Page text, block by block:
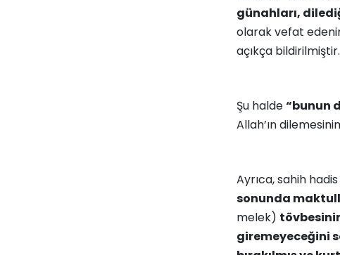
günahları,
olarak vefat
açıkça bildirilmiştir.
Şu halde“bunun
Allah’ın
Ayrıca, sahih
sonunda
melek)
giremeyeceğini